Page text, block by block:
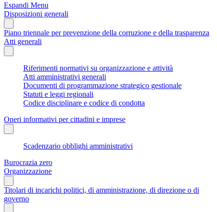
Espandi Menu
Disposizioni generali
Piano triennale per prevenzione della corruzione e della trasparenza
Atti generali
Riferimenti normativi su organizzazione e attività
Atti amministrativi generali
Documenti di programmazione strategico gestionale
Statuti e leggi regionali
Codice disciplinare e codice di condotta
Oneri informativi per cittadini e imprese
Scadenzario obblighi amministrativi
Burocrazia zero
Organizzazione
Titolari di incarichi politici, di amministrazione, di direzione o di
governo